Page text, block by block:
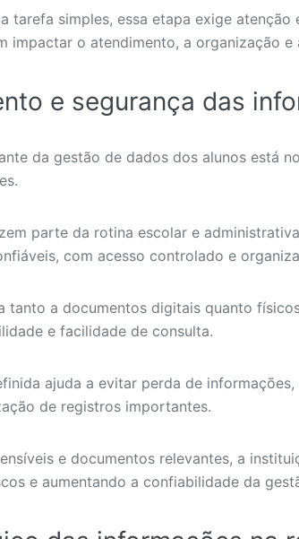
tarefa simples, essa etapa exige
impactar o atendimento, a organização
e segurança das
da gestão de dados dos alunos está
parte da rotina escolar e
com acesso controlado e
tanto a documentos digitais quanto
e facilidade de consulta.
ajuda a evitar perda de
de registros importantes.
e documentos relevantes, a
e aumentando a confiabilidade da